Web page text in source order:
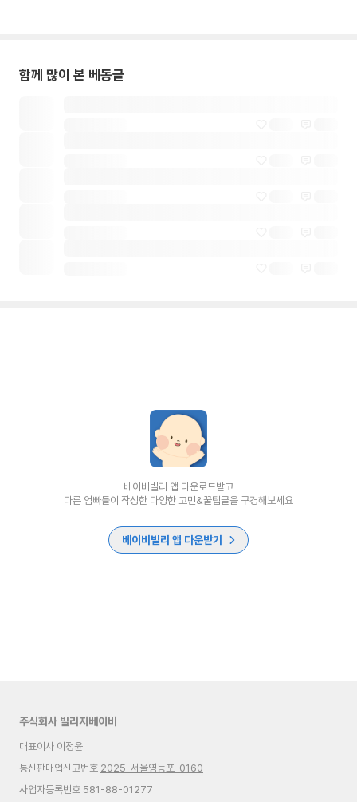
함께 많이 본 베동글
베이비빌리 앱 다운로드받고
다른 엄빠들이 작성한 다양한 고민&꿀팁글을 구경해보세요
베이비빌리 앱 다운받기
주식회사 빌리지베이비
대표이사 이정윤
통신판매업신고번호 2025-서울영등포-0160
사업자등록번호 581-88-01277